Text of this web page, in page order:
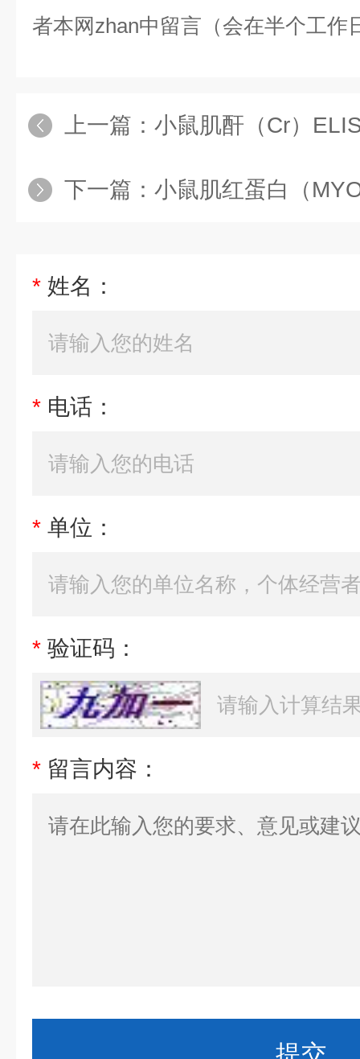
者本网zhan中留言（会在半个工作
上一篇： 小鼠肌酐（Cr）
下一篇： 小鼠肌红蛋白（
* 姓名：
* 电话：
* 单位：
* 验证码：
* 留言内容：